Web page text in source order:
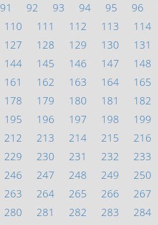
91 92 93 94 95 96
110 111 112 113 114
127 128 129 130 131
144 145 146 147 148
161 162 163 164 165
178 179 180 181 182
195 196 197 198 199
212 213 214 215 216
229 230 231 232 233
246 247 248 249 250
263 264 265 266 267
280 281 282 283 284